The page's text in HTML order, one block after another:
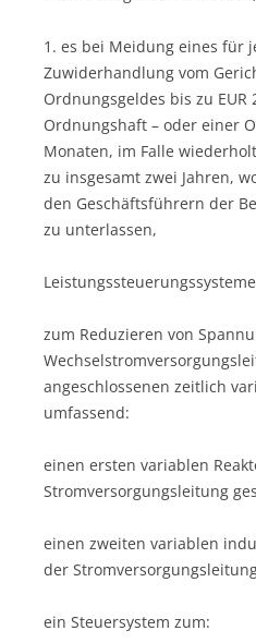
1. es bei Meidung eines für
Zuwiderhandlung vom
Ordnungsgeldes bis zu EUR
Ordnungshaft – oder einer
Monaten, im Falle
zu insgesamt zwei Jahren,
den Geschäftsführern der
zu unterlassen,
Leistungssteuerungssysteme
zum Reduzieren von
angeschlossenen zeitlich
umfassend:
einen ersten variablen
Stromversorgungsleitung
einen zweiten variablen
der
ein Steuersystem zum: